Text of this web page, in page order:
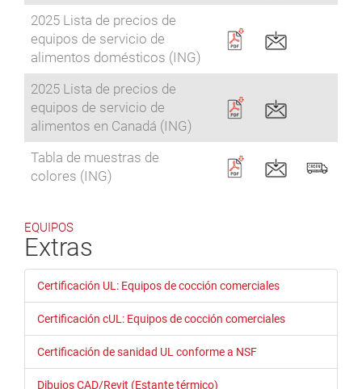
2025 Lista de precios de
equipos de servicio de
alimentos domésticos (ING)
2025 Lista de precios de
equipos de servicio de
alimentos en Canadá (ING)
Tabla de muestras de
colores (ING)
EQUIPOS
Extras
Certificación UL: Equipos de cocción comerciales
Certificación cUL: Equipos de cocción comerciales
Certificación de sanidad UL conforme a NSF
Dibujos CAD/Revit (Estante térmico)